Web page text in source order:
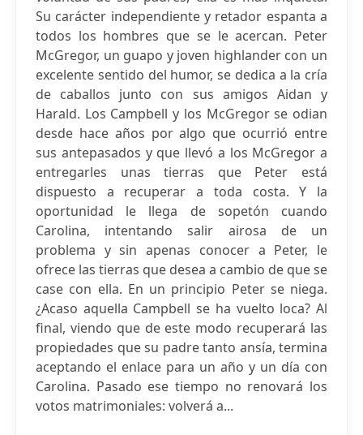
Su carácter independiente y retador espanta a
todos los hombres que se le acercan. Peter
McGregor, un guapo y joven highlander con un
excelente sentido del humor, se dedica a la cría
de caballos junto con sus amigos Aidan y
Harald. Los Campbell y los McGregor se odian
desde hace años por algo que ocurrió entre
sus antepasados y que llevó a los McGregor a
entregarles unas tierras que Peter está
dispuesto a recuperar a toda costa. Y la
oportunidad le llega de sopetón cuando
Carolina, intentando salir airosa de un
problema y sin apenas conocer a Peter, le
ofrece las tierras que desea a cambio de que se
case con ella. En un principio Peter se niega.
¿Acaso aquella Campbell se ha vuelto loca? Al
final, viendo que de este modo recuperará las
propiedades que su padre tanto ansía, termina
aceptando el enlace para un año y un día con
Carolina. Pasado ese tiempo no renovará los
votos matrimoniales: volverá a...